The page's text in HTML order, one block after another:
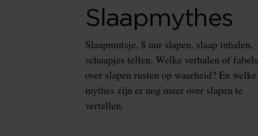
Slaapmythes
Slaapmutsje, 8 uur slapen, slaap inhalen,
schaapjes tellen. Welke verhalen of fabels
over slapen rusten op waarheid? En welke
mythes zijn er nog meer over slapen te
vertellen.